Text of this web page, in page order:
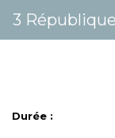
3
Durée :